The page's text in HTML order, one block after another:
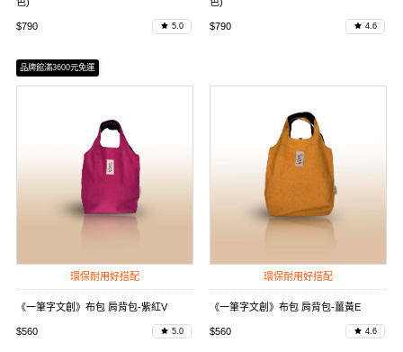
$790 5.0 $790 4.6
品牌館滿3600元免運
環保耐用好搭配
《一筆字文創》布包 肩背包-紫紅V
$560 5.0
環保耐用好搭配
《一筆字文創》布包 肩背包-薑黃E
$560 4.6